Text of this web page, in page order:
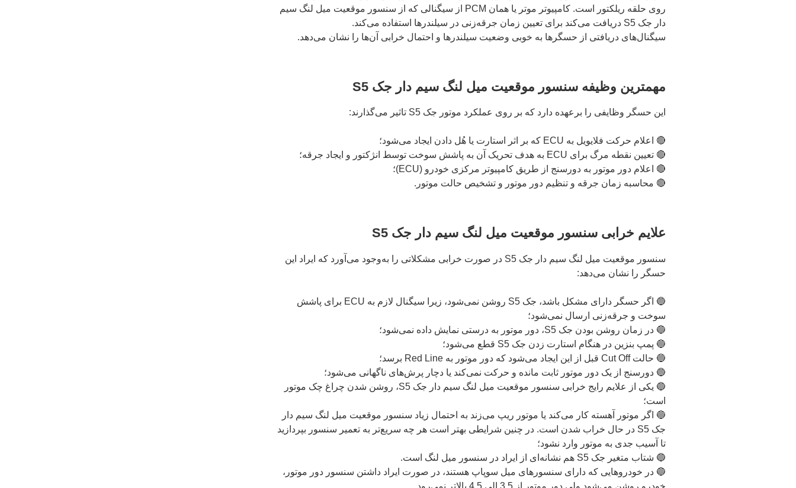
روی حلقه ریلکتور است. کامپیوتر موتر یا همان PCM از سیگنالی که از سنسور موقعیت میل لنگ سیم
دار جک S5 دریافت می‌کند برای تعیین زمان جرقه‌زنی در سیلندرها استفاده می‌کند.
سیگنال‌های دریافتی از حسگرها به خوبی وضعیت سیلندرها و احتمال خرابی آن‌ها را نشان می‌دهد.
مهمترین وظیفه سنسور موقعیت میل لنگ سیم دار جک S5
این حسگر وظایفی را برعهده دارد که بر روی عملکرد موتور جک S5 تاثیر می‌گذارند:
🔴 اعلام حرکت فلایویل به ECU که بر اثر استارت یا هُل دادن ایجاد می‌شود؛
🔴 تعیین نقطه مرگ برای ECU به هدف تحریک آن به پاشش سوخت توسط انژکتور و ایجاد جرقه؛
🔴 اعلام دور موتور به دورسنج از طریق کامپیوتر مرکزی خودرو (ECU)؛
🔴 محاسبه زمان جرقه و تنظیم دور موتور و تشخیص حالت موتور.
علایم خرابی سنسور موقعیت میل لنگ سیم دار جک S5
سنسور موقعیت میل لنگ سیم دار جک S5 در صورت خرابی مشکلاتی را به‌وجود می‌آورد که ایراد این
حسگر را نشان می‌دهد:
🔵 اگر حسگر دارای مشکل باشد، جک S5 روشن نمی‌شود، زیرا سیگنال لازم به ECU برای پاشش
سوخت و جرقه‌زنی ارسال نمی‌شود؛
🔵 در زمان روشن بودن جک S5، دور موتور به درستی نمایش داده نمی‌شود؛
🔵 پمپ بنزین در هنگام استارت زدن جک S5 قطع می‌شود؛
🔵 حالت Cut Off قبل از این ایجاد می‌شود که دور موتور به Red Line برسد؛
🔵 دورسنج از یک دور موتور ثابت مانده و حرکت نمی‌کند یا دچار پرش‌های ناگهانی می‌شود؛
🔵 یکی از علایم رایج خرابی سنسور موقعیت میل لنگ سیم دار جک S5، روشن شدن چراغ چک موتور
است؛
🔵 اگر موتور آهسته کار می‌کند یا موتور ریپ می‌زند به احتمال زیاد سنسور موقعیت میل لنگ سیم دار
جک S5 در حال خراب شدن است. در چنین شرایطی بهتر است هر چه سریع‌تر به تعمیر سنسور بپردازید
تا آسیب جدی به موتور وارد نشود؛
🔵 شتاب متغیر جک S5 هم نشانه‌ای از ایراد در سنسور میل لنگ است.
🔵 در خودروهایی که دارای سنسورهای میل سوپاپ هستند، در صورت ایراد داشتن سنسور دور موتور،
خودرو روشن می‌شود ولی دور موتور از 3.5 الی 4.5 بالاتر نمی‌رود.